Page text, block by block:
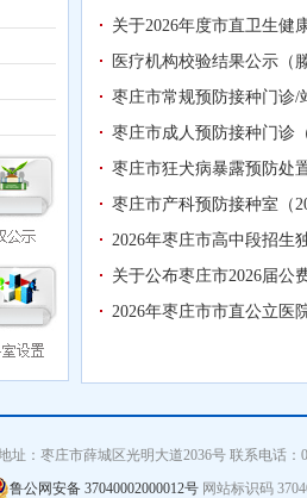
关于2026年度市直卫生健
医疗机构校验结果公示（
枣庄市常规预防接种门诊/
枣庄市成人预防接种门诊
枣庄市狂犬病暴露预防处
枣庄市产科预防接种室（
2026年枣庄市高中段招生
关于公布枣庄市2026届公
2026年枣庄市市直公立医
址：枣庄市薛城区光明大道2036号 联系电话
鲁公网安备 37040002000012号 网站标识码